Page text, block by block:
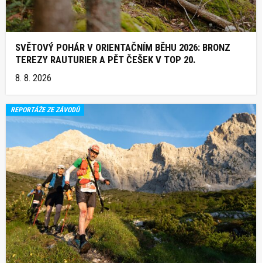
SVĚTOVÝ POHÁR V ORIENTAČNÍM BĚHU 2026: BRONZ
TEREZY RAUTURIER A PĚT ČEŠEK V TOP 20.
8. 8. 2026
REPORTÁŽE ZE ZÁVODŮ